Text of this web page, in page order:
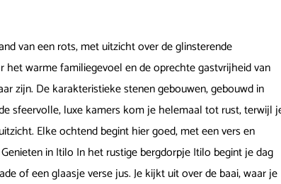
van een rots, met uitzicht over de glinsterende
warme familiegevoel en de oprechte gastvrijheid van
zijn. De karakteristieke stenen gebouwen, gebouwd in
sfeervolle, luxe kamers kom je helemaal tot rust, terwijl
Elke ochtend begint hier goed, met een vers en
in Itilo In het rustige bergdorpje Itilo begint je dag
of een glaasje verse jus. Je kijkt uit over de baai, waar je